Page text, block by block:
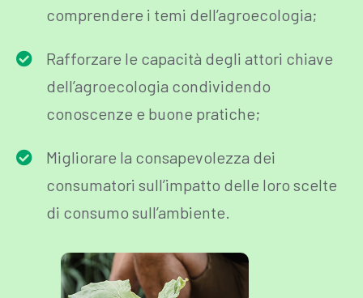
comprendere i temi dell’agroecologia;
Rafforzare le capacità degli attori chiave
dell’agroecologia condividendo
conoscenze e buone pratiche;
Migliorare la consapevolezza dei
consumatori sull’impatto delle loro scelte
di consumo sull’ambiente.